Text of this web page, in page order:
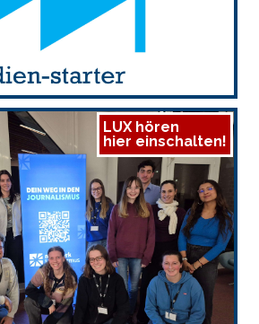
LUX hören
hier einschalten!